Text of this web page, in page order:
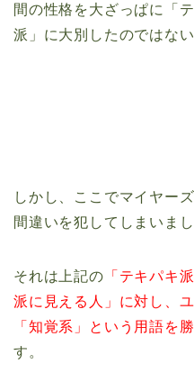
間の性格を大ざっぱに「
派」に大別したのではな
しかし、ここでマイヤー
間違いを犯してしまいまし
それは上記の 「テキパキ
派に見える人」に対し、
「知覚系」という用語を
す。